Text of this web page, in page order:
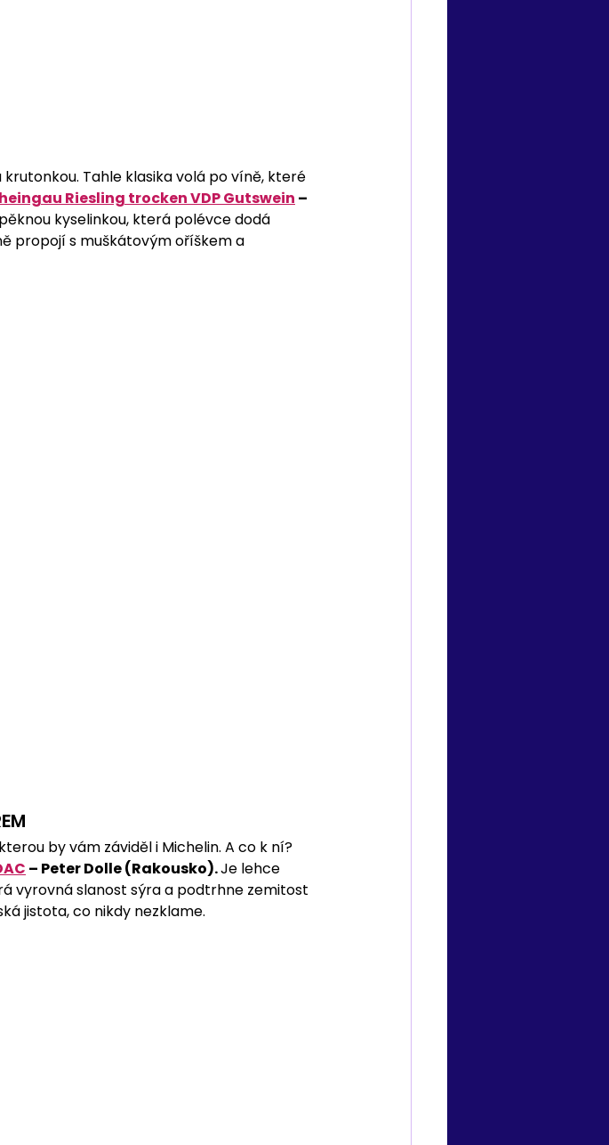
Tahle klasika volá po víně, které
Riesling trocken VDP Gutswein –
kyselinkou, která polévce dodá
propojí s muškátovým oříškem a
by vám záviděl i Michelin. A co k ní?
– Peter Dolle (Rakousko). Je lehce
vyrovná slanost sýra a podtrhne zemitost
jistota, co nikdy nezklame.